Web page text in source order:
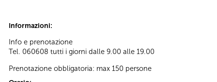
Informazioni:
Info e prenotazione
Tel. 060608 tutti i giorni dalle 9.00 alle 19.00
Prenotazione obbligatoria: max 150 persone